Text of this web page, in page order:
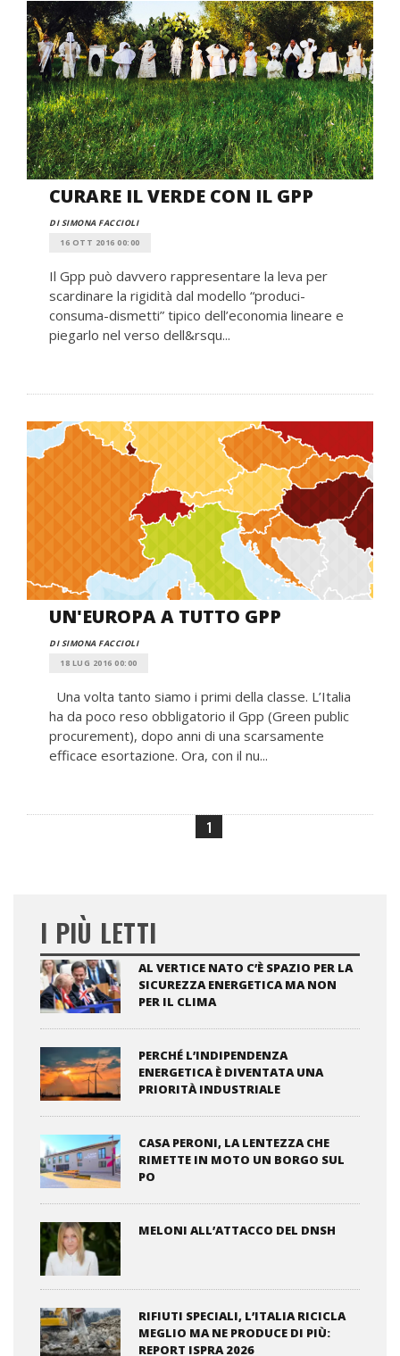
CURARE IL VERDE CON IL GPP
DI SIMONA FACCIOLI
16 OTT 2016 00:00
Il Gpp può davvero rappresentare la leva per
scardinare la rigidità dal modello “produci-
consuma-dismetti” tipico dell’economia lineare e
piegarlo nel verso dell&rsqu...
UN'EUROPA A TUTTO GPP
DI SIMONA FACCIOLI
18 LUG 2016 00:00
Una volta tanto siamo i primi della classe. L’Italia
ha da poco reso obbligatorio il Gpp (Green public
procurement), dopo anni di una scarsamente
efficace esortazione. Ora, con il nu...
1
I PIÙ LETTI
AL VERTICE NATO C’È SPAZIO PER LA
SICUREZZA ENERGETICA MA NON
PER IL CLIMA
PERCHÉ L’INDIPENDENZA
ENERGETICA È DIVENTATA UNA
PRIORITÀ INDUSTRIALE
CASA PERONI, LA LENTEZZA CHE
RIMETTE IN MOTO UN BORGO SUL
PO
MELONI ALL’ATTACCO DEL DNSH
RIFIUTI SPECIALI, L’ITALIA RICICLA
MEGLIO MA NE PRODUCE DI PIÙ:
REPORT ISPRA 2026